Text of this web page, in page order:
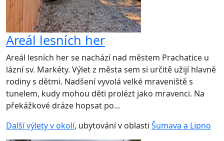
Areál lesních her
Areál lesních her se nachází nad městem Prachatice u
lázní sv. Markéty. Výlet z města sem si určitě užijí hlavně
rodiny s dětmi. Nadšení vyvolá velké mraveniště s
tunelem, kudy mohou děti prolézt jako mravenci. Na
překážkové dráze hopsat po...
Další výlety v okolí, ubytování v oblasti Šumava a Lipno